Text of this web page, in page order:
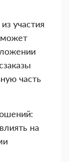
участия
может
часть
на